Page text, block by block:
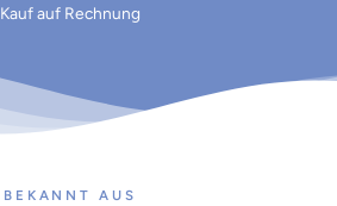
Kauf auf Rechnung
BEKANNT AUS